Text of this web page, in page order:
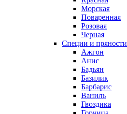
Морская
Поваренная
Розовая
Черная
Специи и пряности
Ажгон
Анис
Бадьян
Базилик
Барбарис
Ваниль
Гвоздика